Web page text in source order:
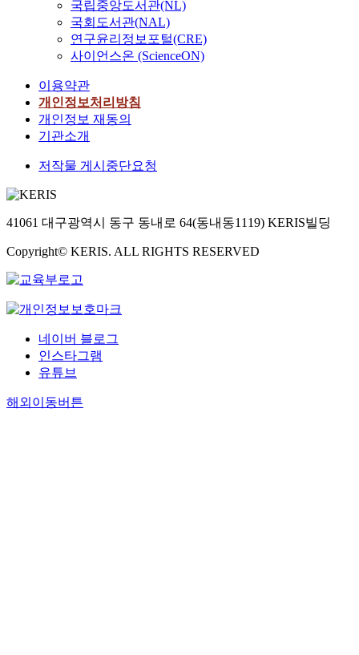
국립중앙도서관(NL)
국회도서관(NAL)
연구윤리정보포털(CRE)
사이언스온 (ScienceON)
이용약관
개인정보처리방침
개인정보 재동의
기관소개
저작물 게시중단요청
41061 대구광역시 동구 동내로 64(동내동1119) KERIS빌딩
Copyright© KERIS. ALL RIGHTS RESERVED
네이버 블로그
인스타그램
유튜브
해외이동버튼